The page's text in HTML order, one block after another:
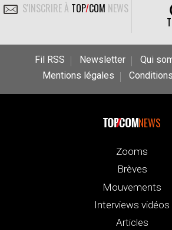
S'INSCRIRE À TOP/COM NEWS
Fil RSS Newsletter
Qui
Mentions légales
NEWS
Zooms
Brèves
Mouvements
Interviews vidéos
Articles